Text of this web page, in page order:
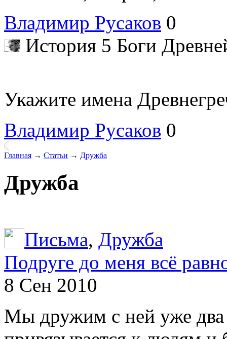
Владимир Русаков 0
История 5 Боги
Укажите имена
Владимир Русаков 0
Главная → Статьи → Дружба
Дружба
Письма, Дружба
Подруге до меня всё
8 Сен 2010
Мы дружим с ней уже два